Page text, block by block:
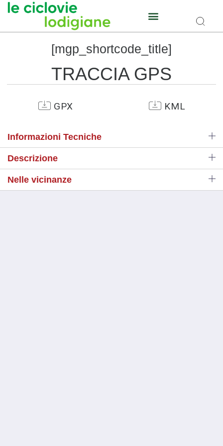
[mgp_shortcode_title]
TRACCIA GPS
GPX KML
Informazioni Tecniche
Descrizione
Nelle vicinanze